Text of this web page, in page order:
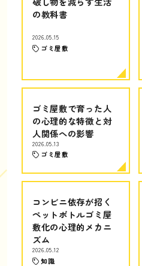
の教科書
2026.05.15
ゴミ屋敷
ゴミ屋敷で育った人
の心理的な特徴と対
人関係への影響
2026.05.13
ゴミ屋敷
コンビニ依存が招く
ペットボトルゴミ屋
敷化の心理的メカニ
ズム
2026.05.12
知識